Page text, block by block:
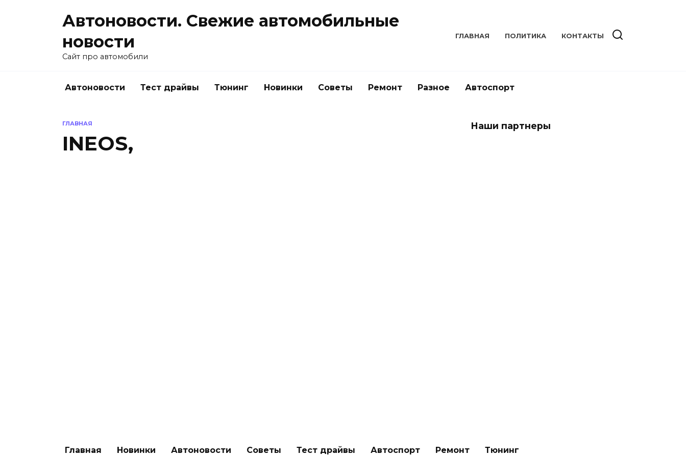
Автоновости. Свежие автомобильные
новости
Сайт про автомобили
ГЛАВНАЯ ПОЛИТИКА КОНТАКТЫ
Автоновости Тест драйвы Тюнинг Новинки Советы Ремонт Разное Автоспорт
ГЛАВНАЯ
INEOS,
Наши партнеры
Главная Новинки Автоновости Советы Тест драйвы Автоспорт Ремонт Тюнинг